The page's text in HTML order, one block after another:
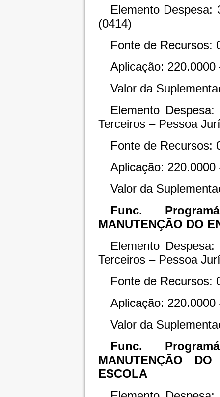
Elemento Despesa:
(0414)
Fonte de Recursos:
Aplicação:
Valor da
Elemento
Terceiros – Pessoa
Fonte de Recursos:
Aplicação:
Valor da
Func.
MANUTENÇÃO DO
Elemento
Terceiros – Pessoa
Fonte de Recursos:
Aplicação:
Valor da
Func.
MANUTENÇÃO
ESCOLA